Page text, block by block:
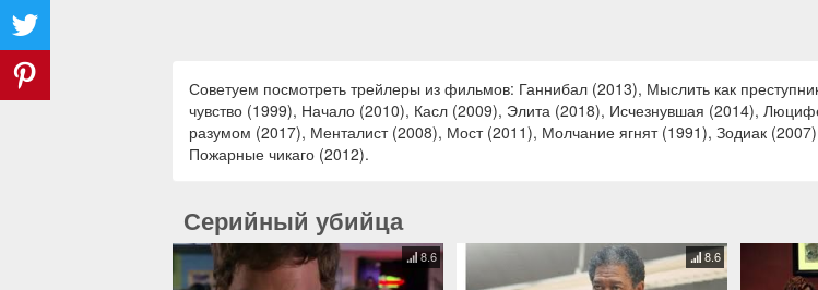
Советуем посмотреть трейлеры из фильмов: Ганнибал (2013), Мыслить как
чувство (1999), Начало (2010), Касл (2009), Элита (2018), Исчезнувшая (2014),
разумом (2017), Менталист (2008), Мост (2011), Молчание ягнят (1991), Зодиак
Пожарные чикаго (2012).
Серийный убийца
8.6 8.6